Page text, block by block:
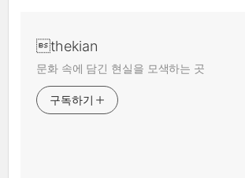
thekian
문화 속에 담긴 현실을 모색하는 곳
구독하기